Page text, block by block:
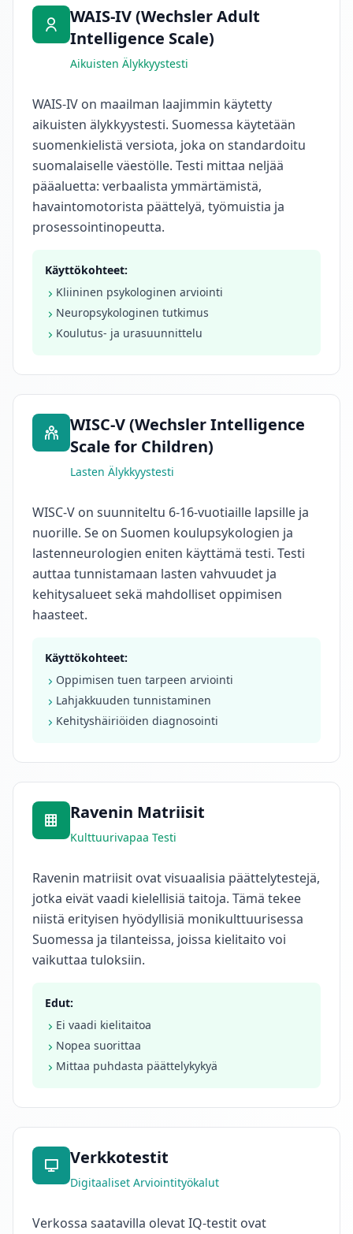
e
e
s
e
d
o
n
i
i
v
e
s
t
i
n
Q
I
m
m
e
n
t
r
a
c
k
u
r
p
o
g
T
e
a
m
e
i
s
t
e
a
r
n
b
t
r
a
o
WAIS-IV (Wechsler Adult
Intelligence Scale)
Aikuisten Älykkyystesti
WAIS-IV on maailman laajimmin käytetty
aikuisten älykkyystesti. Suomessa käytetään
suomenkielistä versiota, joka on standardoitu
suomalaiselle väestölle. Testi mittaa neljää
pääaluetta: verbaalista ymmärtämistä,
havaintomotorista päättelyä, työmuistia ja
prosessointinopeutta.
Käyttökohteet:
Kliininen psykologinen arviointi
Neuropsykologinen tutkimus
Koulutus- ja urasuunnittelu
WISC-V (Wechsler Intelligence
Scale for Children)
Lasten Älykkyystesti
WISC-V on suunniteltu 6-16-vuotiaille lapsille ja
nuorille. Se on Suomen koulupsykologien ja
lastenneurologien eniten käyttämä testi. Testi
auttaa tunnistamaan lasten vahvuudet ja
kehitysalueet sekä mahdolliset oppimisen
haasteet.
Käyttökohteet:
Oppimisen tuen tarpeen arviointi
Lahjakkuuden tunnistaminen
Kehityshäiriöiden diagnosointi
Ravenin Matriisit
Kulttuurivapaa Testi
Ravenin matriisit ovat visuaalisia päättelytestejä,
jotka eivät vaadi kielellisiä taitoja. Tämä tekee
niistä erityisen hyödyllisiä monikulttuurisessa
Suomessa ja tilanteissa, joissa kielitaito voi
vaikuttaa tuloksiin.
Edut:
Ei vaadi kielitaitoa
Nopea suorittaa
Mittaa puhdasta päättelykykyä
Verkkotestit
Digitaaliset Arviointityökalut
Verkossa saatavilla olevat IQ-testit ovat